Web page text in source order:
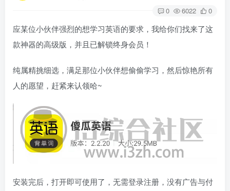
0 6022 0
应某位小伙伴强烈的想学习英语的要求，我给你们找来了这
款神器的高级版，并且已解锁终身会员！
纯属精挑细选，满足那位小伙伴想偷偷学习，然后惊艳所有
人的愿望，赶紧来认领哈~
安装完后，打开即可使用了，无需登录注册，没有广告与付